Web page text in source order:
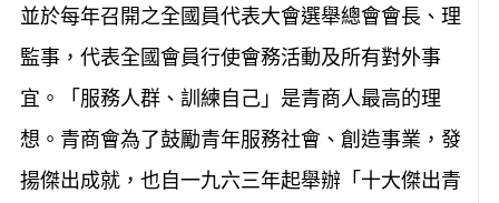
並於每年召開之全國員代表大會選舉總會會長、理
監事，代表全國會員行使會務活動及所有對外事
宜。「服務人群、訓練自己」是青商人最高的理
想。青商會為了鼓勵青年服務社會、創造事業，發
揚傑出成就，也自一九六三年起舉辦「十大傑出青